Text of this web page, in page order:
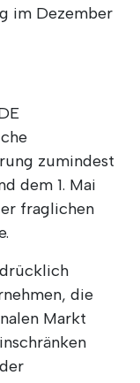
im Dezember
zumindest
dem 1. Mai
fraglichen
die
Markt